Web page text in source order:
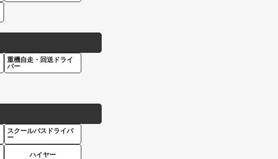
重機自走・回送ドライ
バー
スクールバスドライバ
ー
ハイヤー